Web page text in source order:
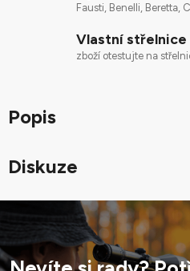
Fausti, Benelli, Beretta,
Vlastní střelnice
zboží otestujte na
Popis
Diskuze